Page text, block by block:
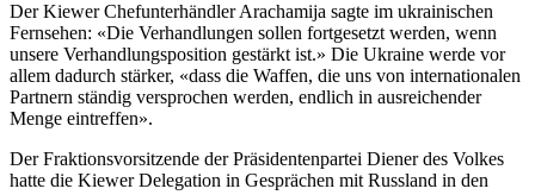
Der Kiewer Chefunterhändler Arachamija sagte im ukrainischen
Fernsehen: «Die Verhandlungen sollen fortgesetzt werden, wenn
unsere Verhandlungsposition gestärkt ist.» Die Ukraine werde vor
allem dadurch stärker, «dass die Waffen, die uns von internationalen
Partnern ständig versprochen werden, endlich in ausreichender
Menge eintreffen».
Der Fraktionsvorsitzende der Präsidentenpartei Diener des Volkes
hatte die Kiewer Delegation in Gesprächen mit Russland in den